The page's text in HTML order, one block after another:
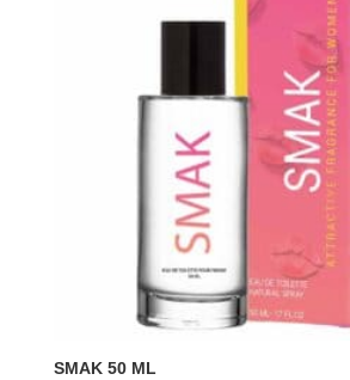
SMAK 50 ML